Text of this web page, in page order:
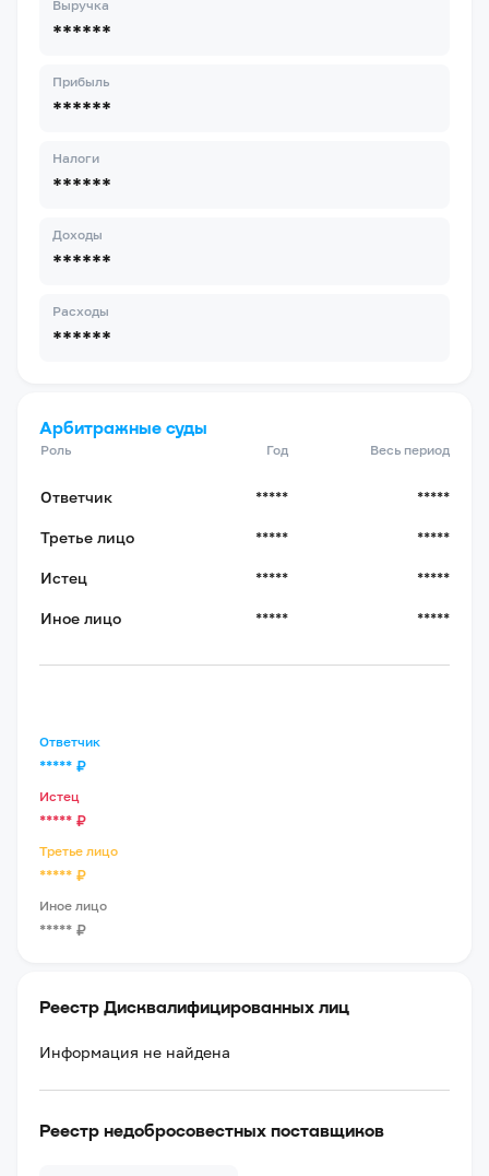
Выручка
******
Прибыль
******
Налоги
******
Доходы
******
Расходы
******
Арбитражные суды
Роль Год Весь период
Ответчик ***** *****
Третье лицо ***** *****
Истец ***** *****
Иное лицо ***** *****
Ответчик
***** ₽
Истец
***** ₽
Третье лицо
***** ₽
Иное лицо
***** ₽
Реестр Дисквалифицированных лиц
Информация не найдена
Реестр недобросовестных поставщиков